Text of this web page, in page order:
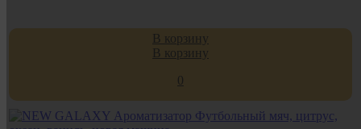
В корзину
В корзину
0